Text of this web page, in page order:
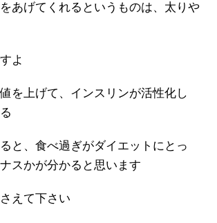
あげてくれるというものは、太りや
よ
を上げて、インスリンが活性化し
と、食べ過ぎがダイエットにとっ
スかが分かると思います
えて下さい